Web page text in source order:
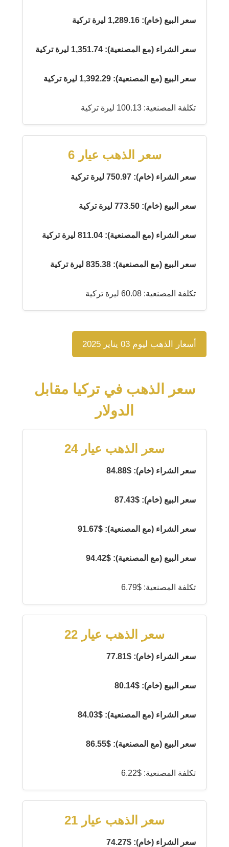
سعر البيع (خام): 1,289.16 ليرة تركية
سعر الشراء (مع المصنعية): 1,351.74 ليرة تركية
سعر البيع (مع المصنعية): 1,392.29 ليرة تركية
تكلفة المصنعية: 100.13 ليرة تركية
سعر الذهب عيار 6
سعر الشراء (خام): 750.97 ليرة تركية
سعر البيع (خام): 773.50 ليرة تركية
سعر الشراء (مع المصنعية): 811.04 ليرة تركية
سعر البيع (مع المصنعية): 835.38 ليرة تركية
تكلفة المصنعية: 60.08 ليرة تركية
أسعار الذهب ليوم 03 يناير 2025
سعر الذهب في تركيا مقابل
الدولار
سعر الذهب عيار 24
سعر الشراء (خام): $84.88
سعر البيع (خام): $87.43
سعر الشراء (مع المصنعية): $91.67
سعر البيع (مع المصنعية): $94.42
تكلفة المصنعية: $6.79
سعر الذهب عيار 22
سعر الشراء (خام): $77.81
سعر البيع (خام): $80.14
سعر الشراء (مع المصنعية): $84.03
سعر البيع (مع المصنعية): $86.55
تكلفة المصنعية: $6.22
سعر الذهب عيار 21
سعر الشراء (خام): $74.27